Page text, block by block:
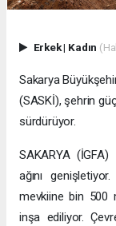
Erkek| Kadın
Sakarya
(SASKİ), şehrin
sürdürüyor.
SAKARYA
ağını
mevkiine bin 500
inşa ediliyor.